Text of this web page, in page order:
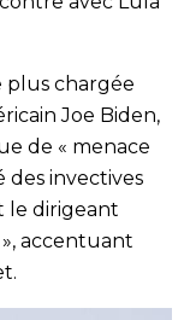
plus chargée
Joe Biden,
de « menace
des invectives
le dirigeant
accentuant